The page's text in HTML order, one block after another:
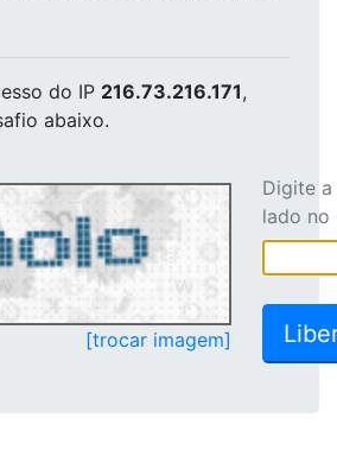
do IP 216.73.216.171,
abaixo.
[trocar imagem]
Digite
lado no